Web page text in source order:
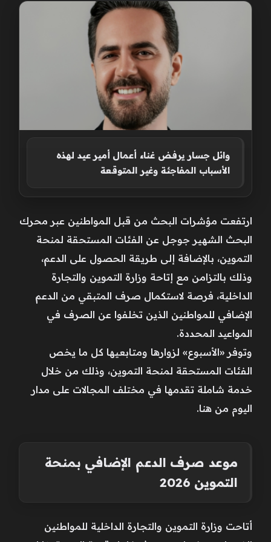
وائل جسار يرفض غناء أعمال أمير عيد لهذه
الأسباب المفاجئة وغير المتوقعة
ارتفعت مؤشرات البحث من قبل المواطنين عبر محرك
البحث الشهير جوجل عن الفئات المستحقة لمنحة
التموين، بالإضافة إلى طريقة الحصول على الدعم،
وذلك بالتزامن مع إتاحة وزارة التموين والتجارة
الداخلية، فرصة لاستكمال صرف المتبقي من الدعم
الإضافي للمواطنين الذين تخلفوا عن الصرف في
المواعيد المحددة.
وتوفر «الأسبوع» لزوارها ومتابعيها كل ما يخص
الفئات المستحقة لمنحة التموين، وذلك من خلال
خدمة شاملة تقدمها في مختلف المجالات على مدار
اليوم من هنا.
موعد صرف الدعم الإضافي بمنحة
التموين 2026
أتاحت وزارة التموين والتجارة الداخلية للمواطنين